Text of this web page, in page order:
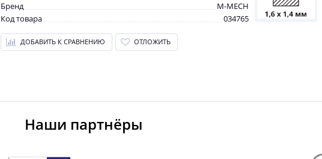
Бренд
M-MECH
Код товара
034765
ДОБАВИТЬ К СРАВНЕНИЮ ОТЛОЖИТЬ
Наши партнёры